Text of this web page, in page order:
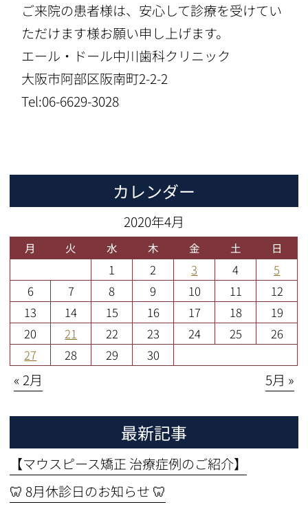
ご来院の患者様は、安心して診療を受けてい
ただけます様お願い申し上げます。
エール・ドール中川歯科クリニック
大阪市阿部区阪南町2-2-2
Tel:06-6629-3028
カレンダー
2020年4月
月 火 水 木 金 土 日
1 2 3 4
5
6
7 8 9 10 11
12
13
14 15 16 17 18
19
20
21 22 23 24 25
26
27
28 29 30
« 2月 5月 »
最新記事
【マウスピース矯正 治療症例のご紹介】
🦷 8月休診日のお知らせ 🦷